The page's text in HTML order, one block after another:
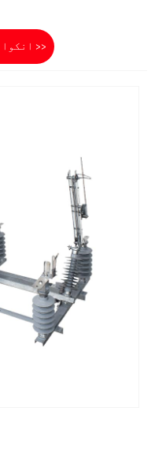
انکوائری بھیجیں۔ >>